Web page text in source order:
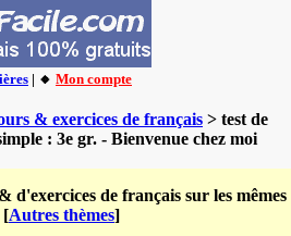
| 🔸 Mon compte
& exercices de français > test de
: 3e gr. - Bienvenue chez moi
d'exercices de français sur les mêmes
[Autres thèmes]